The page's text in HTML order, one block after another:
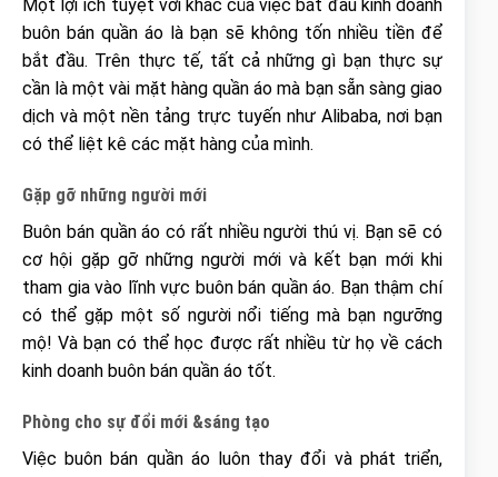
Một lợi ích tuyệt vời khác của việc bắt đầu kinh doanh
buôn bán quần áo là bạn sẽ không tốn nhiều tiền để
bắt đầu. Trên thực tế, tất cả những gì bạn thực sự
cần là một vài mặt hàng quần áo mà bạn sẵn sàng giao
dịch và một nền tảng trực tuyến như Alibaba, nơi bạn
có thể liệt kê các mặt hàng của mình.
Gặp gỡ những người mới
Buôn bán quần áo có rất nhiều người thú vị. Bạn sẽ có
cơ hội gặp gỡ những người mới và kết bạn mới khi
tham gia vào lĩnh vực buôn bán quần áo. Bạn thậm chí
có thể gặp một số người nổi tiếng mà bạn ngưỡng
mộ! Và bạn có thể học được rất nhiều từ họ về cách
kinh doanh buôn bán quần áo tốt.
Phòng cho sự đổi mới &sáng tạo
Việc buôn bán quần áo luôn thay đổi và phát triển,